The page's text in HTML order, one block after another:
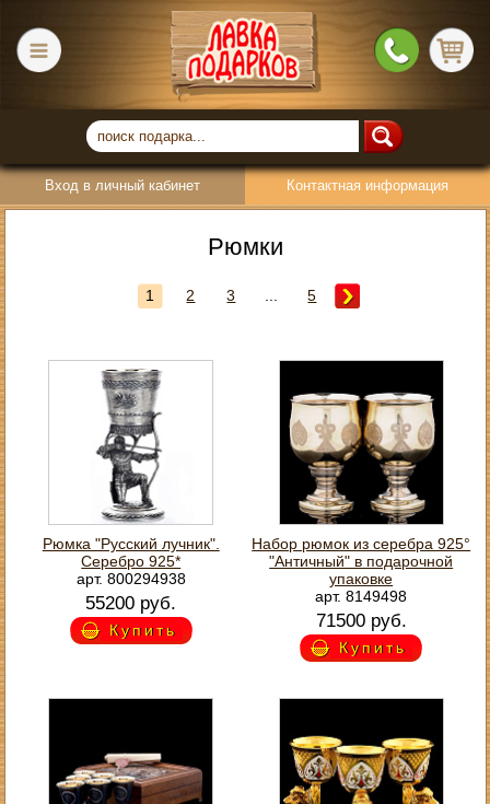
Вход в личный кабинет Контактная информация
Рюмки
1 2 3 5
Рюмка "Русский лучник".
Серебро 925*
арт. 800294938
55200 руб.
Купить
Набор рюмок из серебра 925°
"Античный" в подарочной
упаковке
арт. 8149498
71500 руб.
Купить